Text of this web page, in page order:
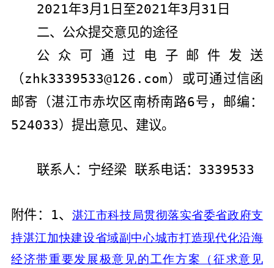
2021年3月 1 日至2021年3月 31 日
二、公众提交意见的途径
公众可通过 电子邮件 发送
（zhk3339533@126.com） 或可通过信函
邮寄（湛江市赤坎区南桥南路6号 ，邮编：
524033） 提出意见、建议。
联系人： 宁经梁 联系电话： 3339533
附件： 1、 湛江市科技局贯彻落实省委省政府支
持湛江加快建设省域副中心城市打造现代化沿海
经济带重要发展极意见的工作方案（征求意见